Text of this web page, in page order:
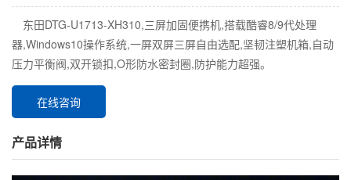
东田DTG-U1713-XH310,三屏加固便携机,搭载酷睿8/9代处理
器,Windows10操作系统,一屏双屏三屏自由选配,坚韧注塑机箱,自动
压力平衡阀,双开锁扣,O形防水密封圈,防护能力超强。
在线咨询
产品详情